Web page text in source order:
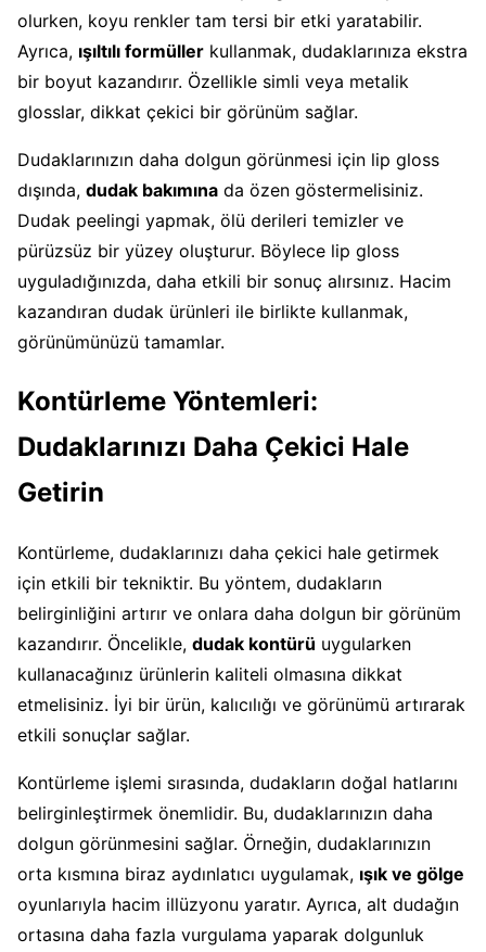
olurken, koyu renkler tam tersi bir etki yaratabilir.
Ayrıca, ışıltılı formüller kullanmak, dudaklarınıza ekstra
bir boyut kazandırır. Özellikle simli veya metalik
glosslar, dikkat çekici bir görünüm sağlar.
Dudaklarınızın daha dolgun görünmesi için lip gloss
dışında, dudak bakımına da özen göstermelisiniz.
Dudak peelingi yapmak, ölü derileri temizler ve
pürüzsüz bir yüzey oluşturur. Böylece lip gloss
uyguladığınızda, daha etkili bir sonuç alırsınız. Hacim
kazandıran dudak ürünleri ile birlikte kullanmak,
görünümünüzü tamamlar.
Kontürleme Yöntemleri:
Dudaklarınızı Daha Çekici Hale
Getirin
Kontürleme, dudaklarınızı daha çekici hale getirmek
için etkili bir tekniktir. Bu yöntem, dudakların
belirginliğini artırır ve onlara daha dolgun bir görünüm
kazandırır. Öncelikle, dudak kontürü uygularken
kullanacağınız ürünlerin kaliteli olmasına dikkat
etmelisiniz. İyi bir ürün, kalıcılığı ve görünümü artırarak
etkili sonuçlar sağlar.
Kontürleme işlemi sırasında, dudakların doğal hatlarını
belirginleştirmek önemlidir. Bu, dudaklarınızın daha
dolgun görünmesini sağlar. Örneğin, dudaklarınızın
orta kısmına biraz aydınlatıcı uygulamak, ışık ve gölge
oyunlarıyla hacim illüzyonu yaratır. Ayrıca, alt dudağın
ortasına daha fazla vurgulama yaparak dolgunluk